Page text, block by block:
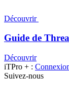
Découvrir
Guide de
Découvrir
iTPro + :
Suivez-nous